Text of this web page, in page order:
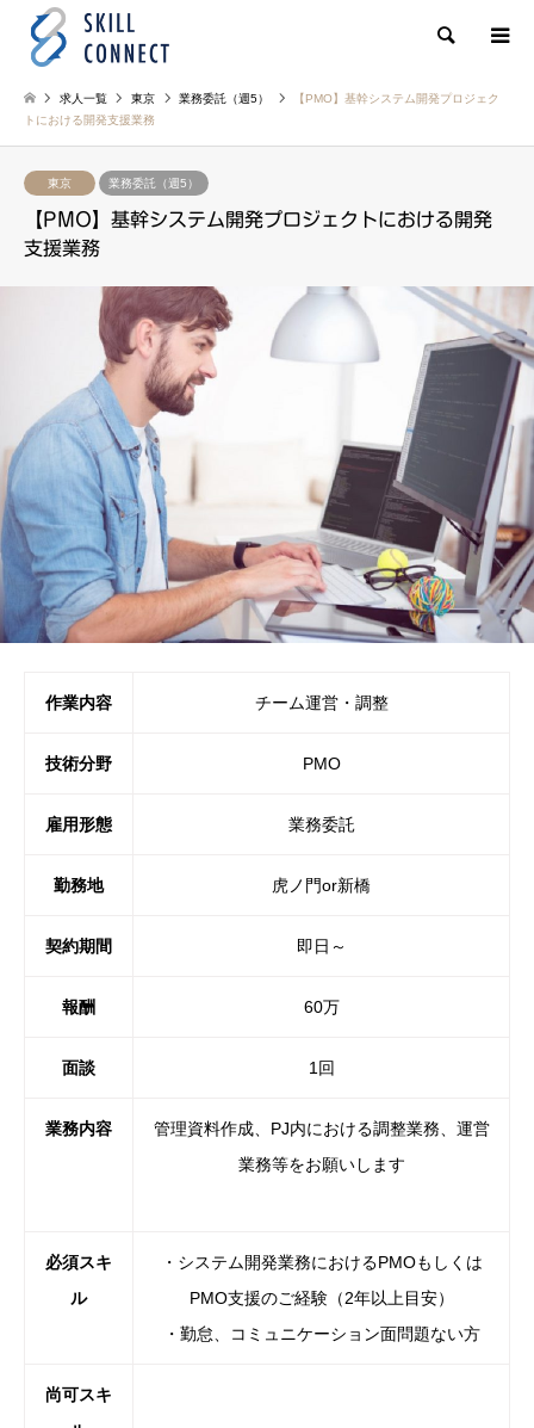
検索
求人一覧 東京 業務委託（週5）
【PMO】基幹システム開発プロジェク
トにおける開発支援業務
東京 業務委託（週5）
【PMO】基幹システム開発プロジェクトにおける開発
支援業務
作業内容 チーム運営・調整
技術分野 PMO
雇用形態 業務委託
勤務地 虎ノ門or新橋
契約期間 即日～
報酬 60万
面談 1回
業務内容
管理資料作成、PJ内における調整業務、運営
業務等をお願いします
必須スキ
ル
・システム開発業務におけるPMOもしくは
PMO支援のご経験（2年以上目安）
・勤怠、コミュニケーション面問題ない方
尚可スキ